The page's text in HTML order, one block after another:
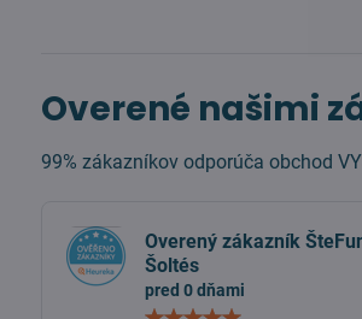
Overené našimi
99% zákazníkov odporúča obchod
Overený zákazník
Šoltés
pred 0 dňami